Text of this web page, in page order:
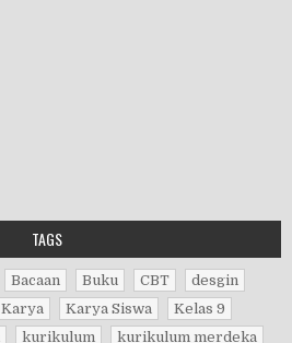
TAGS
Bacaan Buku CBT
desgin
Karya Karya Siswa
Kelas 9
kurikulum
kurikulum merdeka